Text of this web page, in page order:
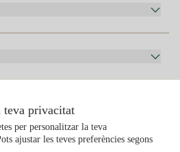
teva privacitat
per personalitzar la teva
ajustar les teves preferències segons